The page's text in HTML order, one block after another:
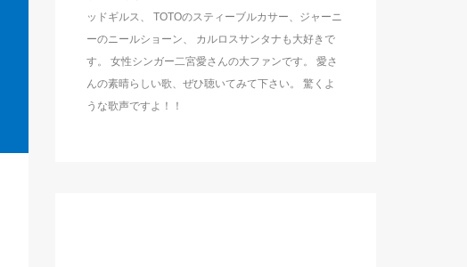
ッドギルス、 TOTOのスティーブルカサー、ジャーニ
ーのニールショーン、 カルロスサンタナも大好きで
す。 女性シンガー二宮愛さんの大ファンです。 愛さ
んの素晴らしい歌、ぜひ聴いてみて下さい。 驚くよ
うな歌声ですよ！！